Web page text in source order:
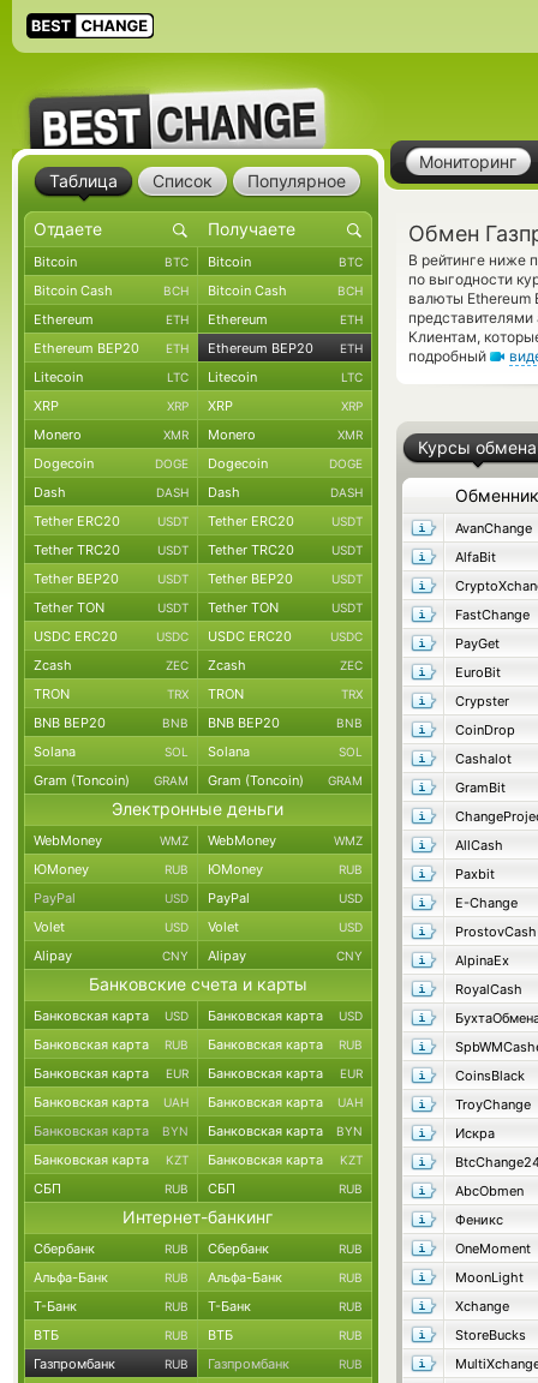
Мониторинг
Обмен
В рейтинге ниже
по выгодности
валюты Ethereum
Клиентам,
подробный
Курсы обмена
Обменник
AvanChange
AlfaBit
FastChange
PayGet
EuroBit
Crypster
CoinDrop
Cashalot
GramBit
AllCash
Paxbit
E-Change
ProstovCash
AlpinaEx
RoyalCash
CoinsBlack
TroyChange
Искра
AbcObmen
Феникс
OneMoment
MoonLight
Xchange
StoreBucks
Таблица Список Популярное
Bitcoin BTC Bitcoin BTC
Bitcoin Cash BCH Bitcoin Cash BCH
Ethereum ETH Ethereum ETH
Ethereum BEP20 ETH Ethereum BEP20 ETH
Litecoin LTC Litecoin LTC
XRP XRP XRP XRP
Monero XMR Monero XMR
Dogecoin DOGE Dogecoin DOGE
Dash DASH Dash DASH
Tether ERC20 USDT Tether ERC20 USDT
Tether TRC20 USDT Tether TRC20 USDT
Tether BEP20 USDT Tether BEP20 USDT
Tether TON USDT Tether TON USDT
USDC ERC20 USDC USDC ERC20 USDC
Zcash ZEC Zcash ZEC
TRON TRX TRON TRX
BNB BEP20 BNB BNB BEP20 BNB
Solana SOL Solana SOL
Gram (Toncoin) GRAM Gram (Toncoin) GRAM
Электронные деньги
WebMoney WMZ WebMoney WMZ
ЮMoney RUB ЮMoney RUB
PayPal USD PayPal USD
Volet USD Volet USD
Alipay CNY Alipay CNY
Банковские счета и карты
Банковская карта USD Банковская карта USD
Банковская карта RUB Банковская карта RUB
Банковская карта EUR Банковская карта EUR
Банковская карта UAH Банковская карта UAH
Банковская карта BYN Банковская карта BYN
Банковская карта KZT Банковская карта KZT
СБП RUB СБП RUB
Интернет-банкинг
Сбербанк RUB Сбербанк RUB
Альфа-Банк RUB Альфа-Банк RUB
Т-Банк RUB Т-Банк RUB
ВТБ RUB ВТБ RUB
Газпромбанк RUB Газпромбанк RUB